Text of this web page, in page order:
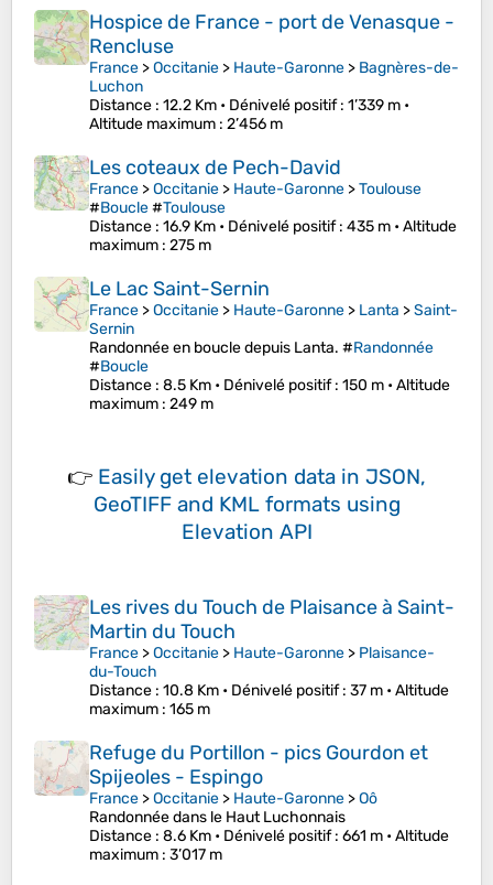
Hospice de France - port de Venasque -
Rencluse
France >Occitanie > Haute-Garonne > Bagnères-de-
Luchon
Distance : 12.2 Km • Dénivelé positif: 1’339 m •
Altitude maximum : 2’456 m
Les coteaux de Pech-David
France >Occitanie > Haute-Garonne >Toulouse
#Boucle#Toulouse
Distance : 16.9 Km • Dénivelé positif: 435 m •Altitude
maximum : 275 m
Le Lac Saint-Sernin
France >Occitanie > Haute-Garonne > Lanta >Saint-
Sernin
Randonnée en boucle depuis Lanta. #Randonnée
#Boucle
Distance : 8.5 Km • Dénivelé positif: 150 m •Altitude
maximum : 249 m
👉 Easily get elevation data in JSON,
GeoTIFF and KML formats using
Elevation API
Les rives du Touch de Plaisance à Saint-
Martin du Touch
France >Occitanie > Haute-Garonne > Plaisance-
du-Touch
Distance : 10.8 Km • Dénivelé positif: 37 m •Altitude
maximum : 165 m
Refuge du Portillon - pics Gourdon et
Spijeoles - Espingo
France >Occitanie > Haute-Garonne >Oô
Randonnée dans le Haut Luchonnais
Distance : 8.6 Km • Dénivelé positif: 661 m •Altitude
maximum : 3’017 m